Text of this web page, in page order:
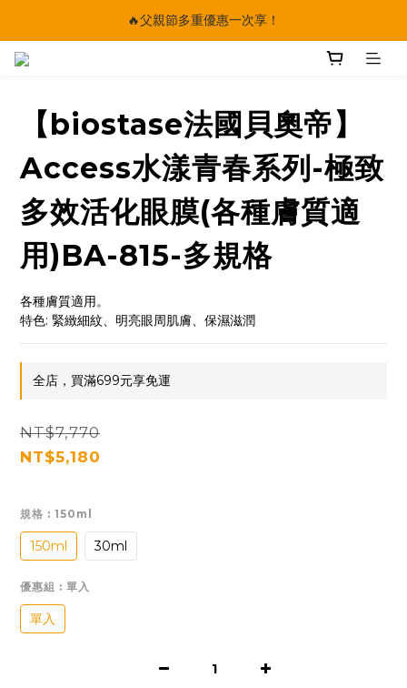
🔥父親節多重優惠一次享！
🔥父親節多重優惠一次享！
🔥父親節多重優惠一次享！
【biostase法國貝奧帝】
Access水漾青春系列-極致
多效活化眼膜(各種膚質適
用)BA-815-多規格
各種膚質適用。
特色: 緊緻細紋、明亮眼周肌膚、保濕滋潤
全店，買滿699元享免運
NT$7,770
NT$5,180
規格 : 150ml
150ml 30ml
優惠組 : 單入
單入